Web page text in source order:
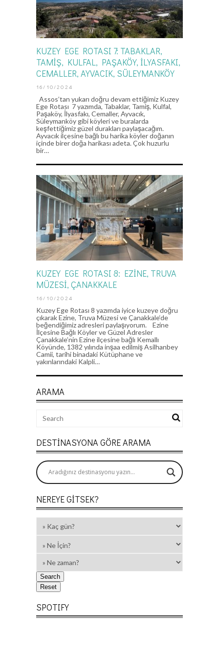
KUZEY EGE ROTASI 7: TABAKLAR,
TAMIŞ, KULFAL, PAŞAKÖY, İLYASFAKI,
CEMALLER, AYVACIK, SÜLEYMANKÖY
16/10/2024
Assos’tan yukarı doğru devam ettiğimiz Kuzey
Ege Rotası 7 yazımda, Tabaklar, Tamiş, Kulfal,
Paşaköy, İlyasfakı, Cemaller, Ayvacık,
Süleymanköy gibi köyleri ve buralarda
keşfettiğimiz güzel durakları paylaşacağım.
Ayvacık ilçesine bağlı bu harika köyler doğanın
içinde birer doğa harikası adeta. Çok huzurlu
bir…
KUZEY EGE ROTASI 8: EZINE, TRUVA
MÜZESI, ÇANAKKALE
16/10/2024
Kuzey Ege Rotası 8 yazımda iyice kuzeye doğru
çıkarak Ezine, Truva Müzesi ve Çanakkale‘de
beğendiğimiz adresleri paylaşıyorum. Ezine
İlçesine Bağlı Köyler ve Güzel Adresler
Çanakkale’nin Ezine ilçesine bağlı Kemallı
Köyünde, 1382 yılında inşaa edilmiş Asilhanbey
Camii, tarihi binadaki Kütüphane ve
yakınlarındaki Kalpli…
ARAMA
DESTINASYONA GÖRE ARAMA
NEREYE GITSEK?
SPOTIFY